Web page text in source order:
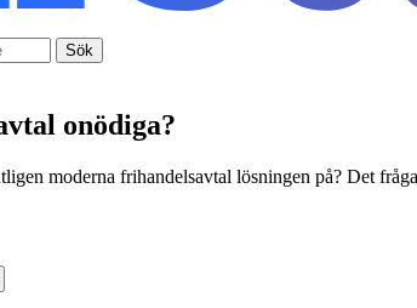
Sök
onödiga?
moderna frihandelsavtal lösningen på? Det